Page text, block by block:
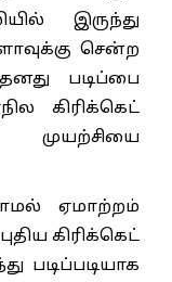
இருந்து
சென்ற
படிப்பை
கிரிக்கெட்
ஏமாற்றம்
கிரிக்கெட்
படிப்படியாக